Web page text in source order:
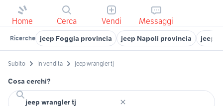
Home Cerca Vendi Messaggi
Ricerche jeep Foggia provincia jeep Napoli provincia jeep
Subito In vendita jeep wrangler tj
Cosa cerchi?